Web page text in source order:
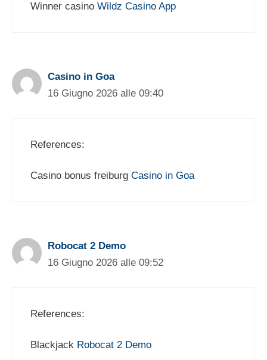
Winner casino Wildz Casino App
Casino in Goa
16 Giugno 2026 alle 09:40
References:
Casino bonus freiburg Casino in Goa
Robocat 2 Demo
16 Giugno 2026 alle 09:52
References:
Blackjack Robocat 2 Demo